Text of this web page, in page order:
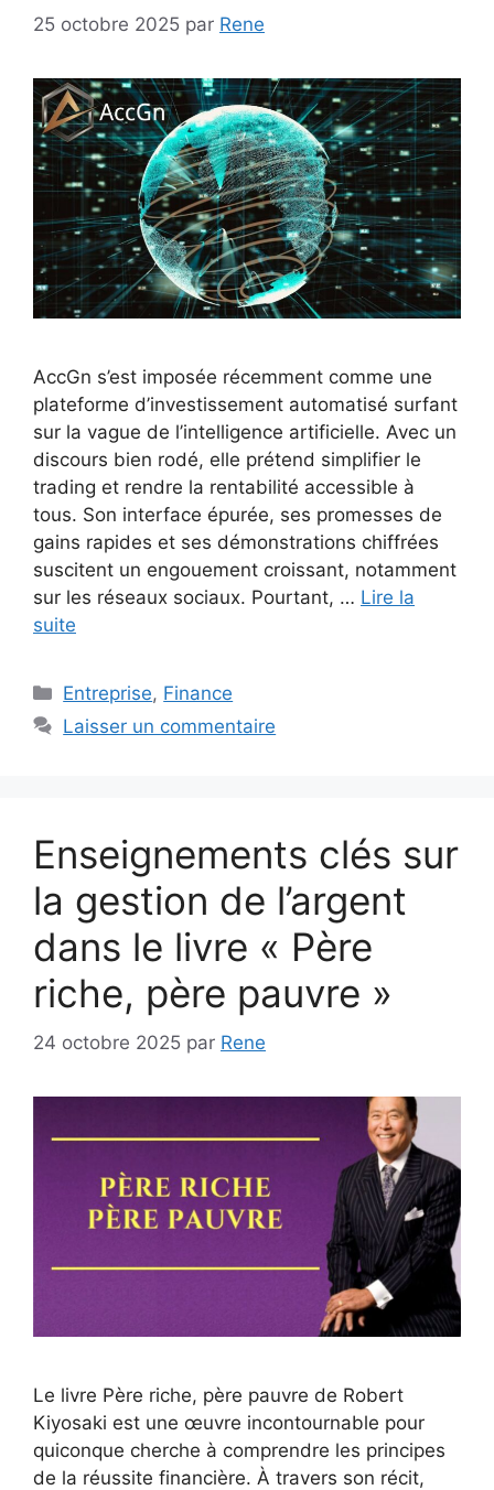
25 octobre 2025 par Rene
AccGn s’est imposée récemment comme une
plateforme d’investissement automatisé surfant
sur la vague de l’intelligence artificielle. Avec un
discours bien rodé, elle prétend simplifier le
trading et rendre la rentabilité accessible à
tous. Son interface épurée, ses promesses de
gains rapides et ses démonstrations chiffrées
suscitent un engouement croissant, notamment
sur les réseaux sociaux. Pourtant, … Lire la
suite
Catégories
Entreprise, Finance
Laisser un commentaire
Enseignements clés sur
la gestion de l’argent
dans le livre « Père
riche, père pauvre »
24 octobre 2025 par Rene
Le livre Père riche, père pauvre de Robert
Kiyosaki est une œuvre incontournable pour
quiconque cherche à comprendre les principes
de la réussite financière. À travers son récit,